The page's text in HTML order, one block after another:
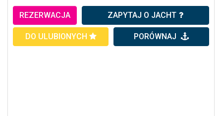
REZERWACJA ZAPYTAJ O JACHT
DO ULUBIONYCH PORÓWNAJ